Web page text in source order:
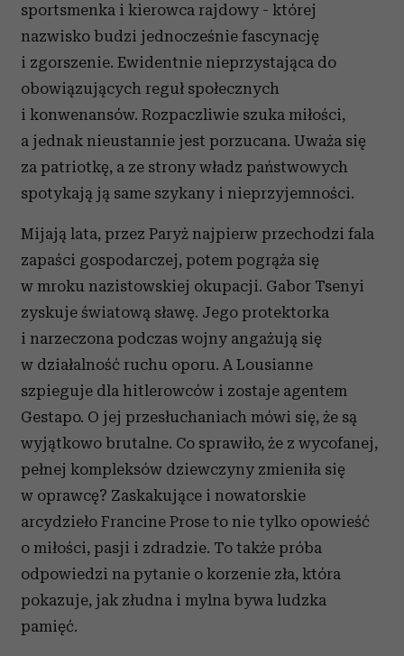
sportsmenka i kierowca rajdowy - której
nazwisko budzi jednocześnie fascynację
i zgorszenie. Ewidentnie nieprzystająca do
obowiązujących reguł społecznych
i konwenansów. Rozpaczliwie szuka miłości,
a jednak nieustannie jest porzucana. Uważa się
za patriotkę, a ze strony władz państwowych
spotykają ją same szykany i nieprzyjemności.
Mijają lata, przez Paryż najpierw przechodzi fala
zapaści gospodarczej, potem pogrąża się
w mroku nazistowskiej okupacji. Gabor Tsenyi
zyskuje światową sławę. Jego protektorka
i narzeczona podczas wojny angażują się
w działalność ruchu oporu. A Lousianne
szpieguje dla hitlerowców i zostaje agentem
Gestapo. O jej przesłuchaniach mówi się, że są
wyjątkowo brutalne. Co sprawiło, że z wycofanej,
pełnej kompleksów dziewczyny zmieniła się
w oprawcę? Zaskakujące i nowatorskie
arcydzieło Francine Prose to nie tylko opowieść
o miłości, pasji i zdradzie. To także próba
odpowiedzi na pytanie o korzenie zła, która
pokazuje, jak złudna i mylna bywa ludzka
pamięć.